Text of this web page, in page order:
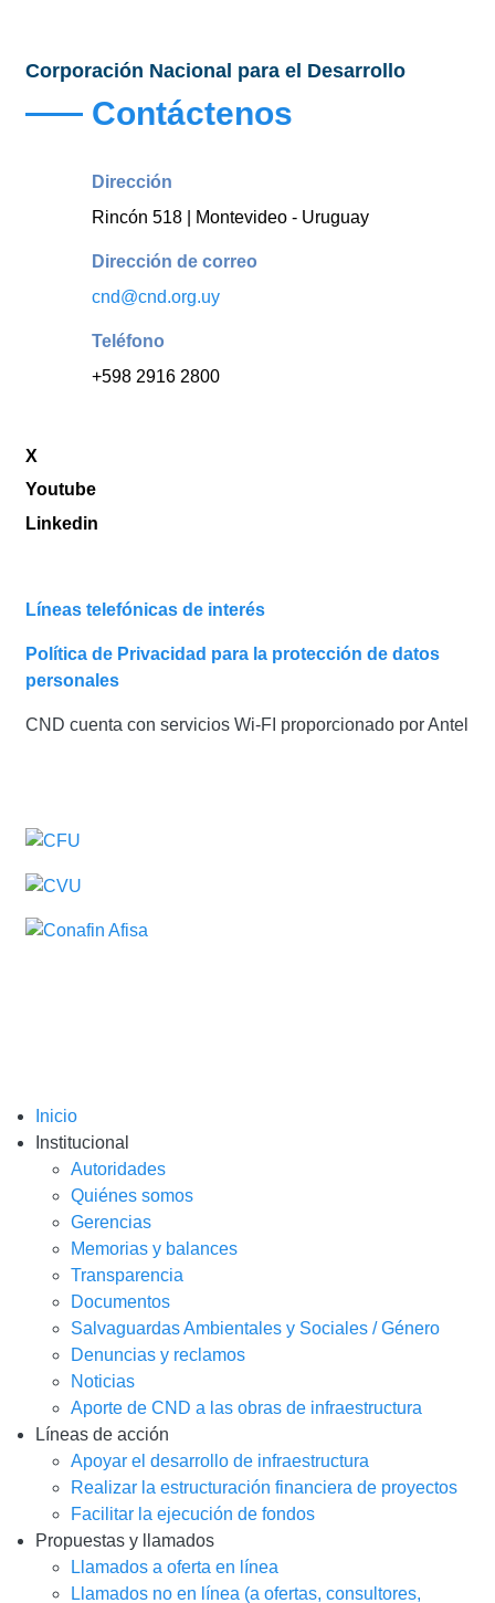
Corporación Nacional para el Desarrollo
Contáctenos
Dirección
Rincón 518 | Montevideo - Uruguay
Dirección de correo
cnd@cnd.org.uy
Teléfono
+598 2916 2800
X
Youtube
Linkedin
Líneas telefónicas de interés
Política de Privacidad para la protección de datos
personales
CND cuenta con servicios Wi-FI proporcionado por Antel
Inicio
Institucional
Autoridades
Quiénes somos
Gerencias
Memorias y balances
Transparencia
Documentos
Salvaguardas Ambientales y Sociales / Género
Denuncias y reclamos
Noticias
Aporte de CND a las obras de infraestructura
Líneas de acción
Apoyar el desarrollo de infraestructura
Realizar la estructuración financiera de proyectos
Facilitar la ejecución de fondos
Propuestas y llamados
Llamados a oferta en línea
Llamados no en línea (a ofertas, consultores,